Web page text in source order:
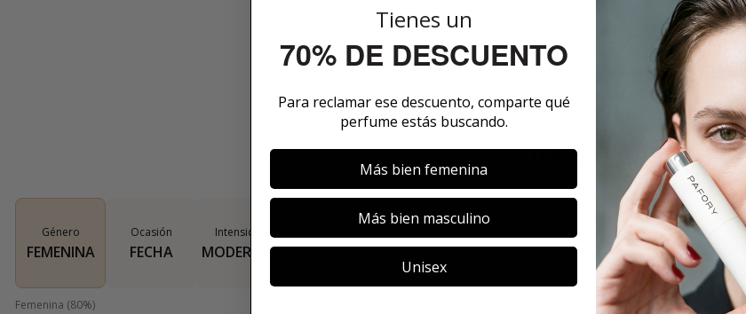
Nuit un
SOBRE
COMENTARIOS
Género
FEMENINA
Ocasión
FECHA
Intensidad
MODERADO DULCE
Femenina (80%)
4.2
Tienes un
70% DE DESCUENTO
Para reclamar ese descuento, comparte qué
perfume estás buscando.
Más bien femenina
Más bien masculino
Unisex